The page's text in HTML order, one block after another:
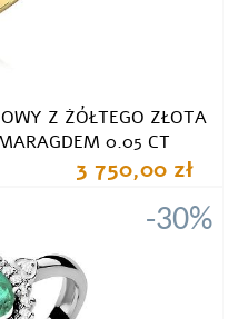
Z ŻÓŁTEGO ZŁOTA
0.05 CT
3 750,00 zł
-30%